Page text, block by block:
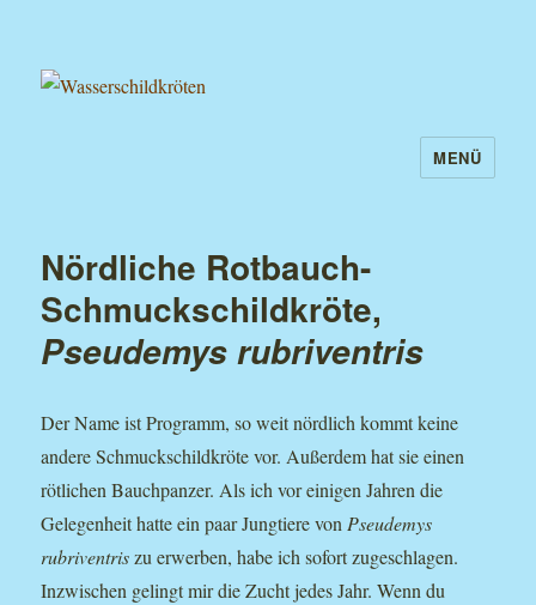
MENÜ
Nördliche Rotbauch-
Schmuckschildkröte,
Pseudemys rubriventris
Der Name ist Programm, so weit nördlich kommt keine
andere Schmuckschildkröte vor. Außerdem hat sie einen
rötlichen Bauchpanzer. Als ich vor einigen Jahren die
Gelegenheit hatte ein paar Jungtiere vonPseudemys
rubriventriszu erwerben, habe ich sofort zugeschlagen.
Inzwischen gelingt mir die Zucht jedes Jahr. Wenn du